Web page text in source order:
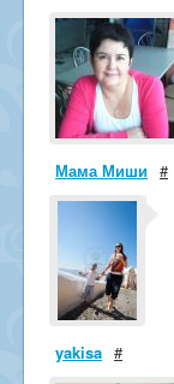
Мама Миши #
yakisa #